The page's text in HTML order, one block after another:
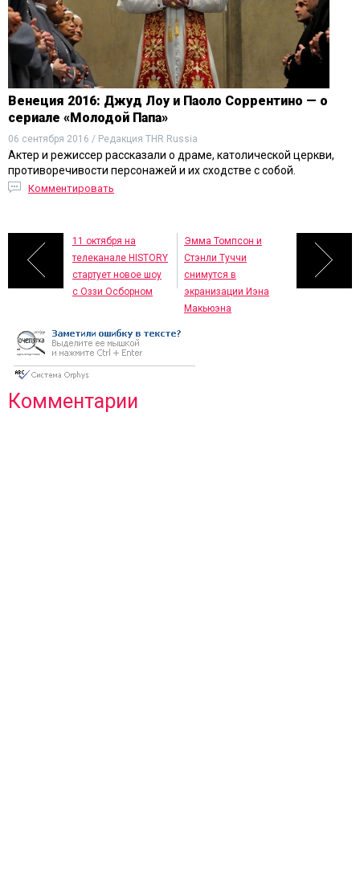
Венеция 2016: Джуд Лоу и Паоло Соррентино — о
сериале «Молодой Папа»
06 сентября 2016 / Редакция THR Russia
Актер и режиссер рассказали о драме, католической церкви,
противоречивости персонажей и их сходстве с собой.
Комментировать
11 октября на
телеканале HISTORY
стартует новое шоу
с Оззи Осборном
Эмма Томпсон и
Стэнли Туччи
снимутся в
экранизации Иэна
Макьюэна
Комментарии